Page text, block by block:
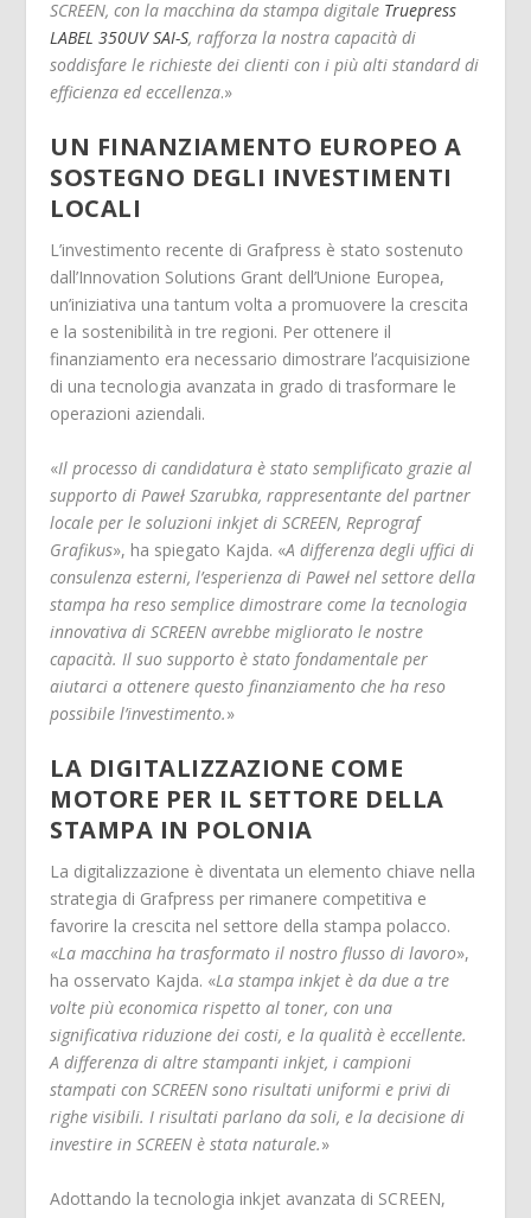
SCREEN, con la macchina da stampa digitale Truepress
LABEL 350UV SAI-S, rafforza la nostra capacità di
soddisfare le richieste dei clienti con i più alti standard di
efficienza ed eccellenza.»
UN FINANZIAMENTO EUROPEO A
SOSTEGNO DEGLI INVESTIMENTI
LOCALI
L’investimento recente di Grafpress è stato sostenuto
dall’Innovation Solutions Grant dell’Unione Europea,
un’iniziativa una tantum volta a promuovere la crescita
e la sostenibilità in tre regioni. Per ottenere il
finanziamento era necessario dimostrare l’acquisizione
di una tecnologia avanzata in grado di trasformare le
operazioni aziendali.
«Il processo di candidatura è stato semplificato grazie al
supporto di Paweł Szarubka, rappresentante del partner
locale per le soluzioni inkjet di SCREEN, Reprograf
Grafikus», ha spiegato Kajda. «A differenza degli uffici di
consulenza esterni, l’esperienza di Paweł nel settore della
stampa ha reso semplice dimostrare come la tecnologia
innovativa di SCREEN avrebbe migliorato le nostre
capacità. Il suo supporto è stato fondamentale per
aiutarci a ottenere questo finanziamento che ha reso
possibile l’investimento.»
LA DIGITALIZZAZIONE COME
MOTORE PER IL SETTORE DELLA
STAMPA IN POLONIA
La digitalizzazione è diventata un elemento chiave nella
strategia di Grafpress per rimanere competitiva e
favorire la crescita nel settore della stampa polacco.
«La macchina ha trasformato il nostro flusso di lavoro»,
ha osservato Kajda. «La stampa inkjet è da due a tre
volte più economica rispetto al toner, con una
significativa riduzione dei costi, e la qualità è eccellente.
A differenza di altre stampanti inkjet, i campioni
stampati con SCREEN sono risultati uniformi e privi di
righe visibili. I risultati parlano da soli, e la decisione di
investire in SCREEN è stata naturale.»
Adottando la tecnologia inkjet avanzata di SCREEN,